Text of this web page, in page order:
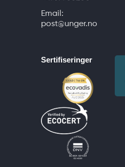
Email:
post@unger.no
Sertifiseringer